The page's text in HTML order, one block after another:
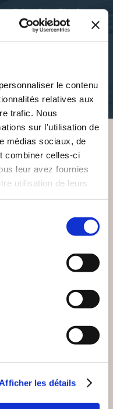
le contenu
relatives aux
trafic. Nous
sur l'utilisation de
médias sociaux, de
combiner celles-ci
leur avez fournies
utilisation de leurs
Afficher les détails
Orban Jean-Claude
ENQUÊTES ET
MYSTÈRES
12€00